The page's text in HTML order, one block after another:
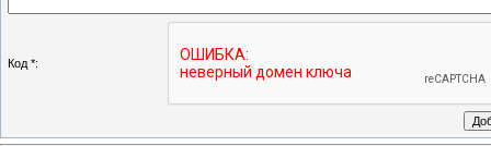
Код *: